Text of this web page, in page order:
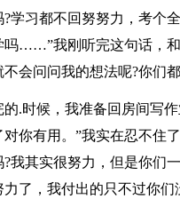
学习都不回努努力，考个
吗……”我刚听完这句话，
会问问我的想法呢?你们
时候，我准备回房间写作
你有用。”我实在忍不住
我其实很努力，但是你们
了，我付出的只不过你